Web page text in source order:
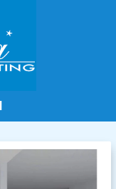
Location
Information